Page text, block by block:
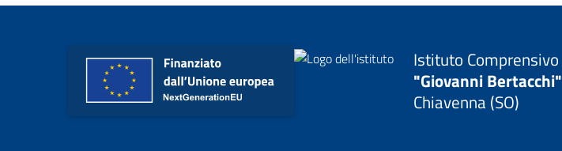
Istituto Comprensivo
"Giovanni Bertacchi"
Chiavenna (SO)